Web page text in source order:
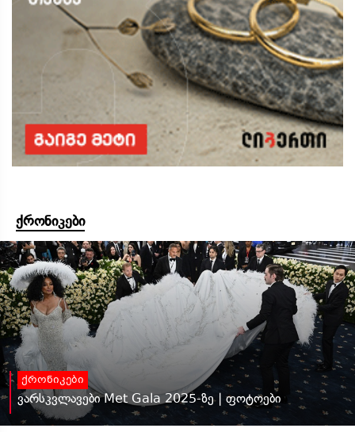
ქრონიკები
ქრონიკები
ვარსკვლავები Met Gala 2025-ზე | ფოტოები